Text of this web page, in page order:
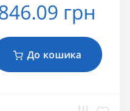
грн
До кошика